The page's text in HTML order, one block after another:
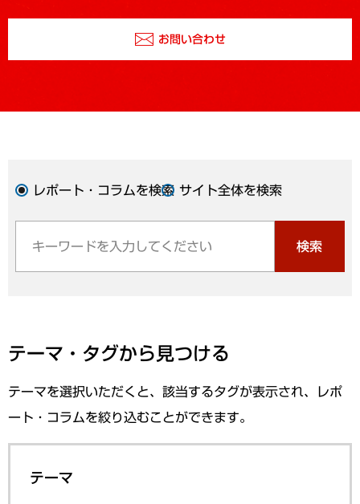
お問い合わせ
レポート・コラムを検索 サイト全体を検索
検索
テーマ・タグから見つける
テーマを選択いただくと、該当するタグが表示され、レポ
ート・コラムを絞り込むことができます。
テーマ